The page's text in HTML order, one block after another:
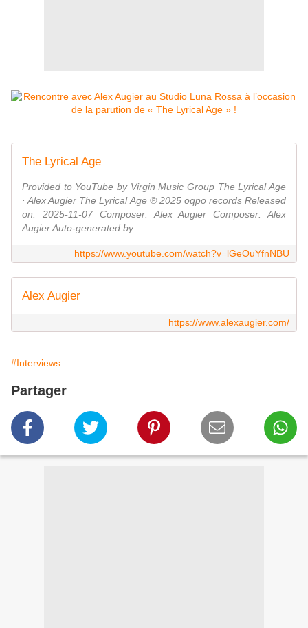
The Lyrical Age
Provided to YouTube by Virgin Music Group The Lyrical Age
· Alex Augier The Lyrical Age ℗ 2025 oqpo records Released
on: 2025-11-07 Composer: Alex Augier Composer: Alex
Augier Auto-generated by ...
https://www.youtube.com/watch?v=lGeOuYfnNBU
Alex Augier
https://www.alexaugier.com/
#Interviews
Partager